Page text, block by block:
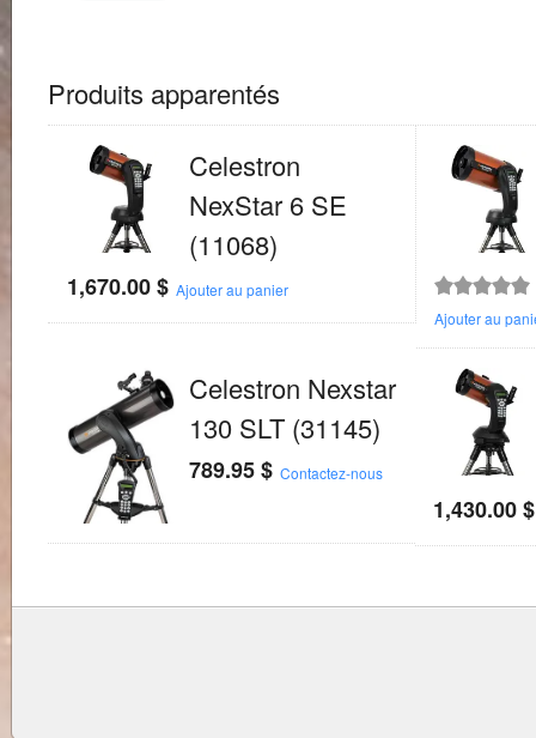
Produits apparentés
Celestron
NexStar 6 SE
(11068)
1,670.00$ Ajouter au panier
5
Ajouter au
Celestron Nexstar
130 SLT (31145)
789.95$ Contactez-nous
1,430.00$